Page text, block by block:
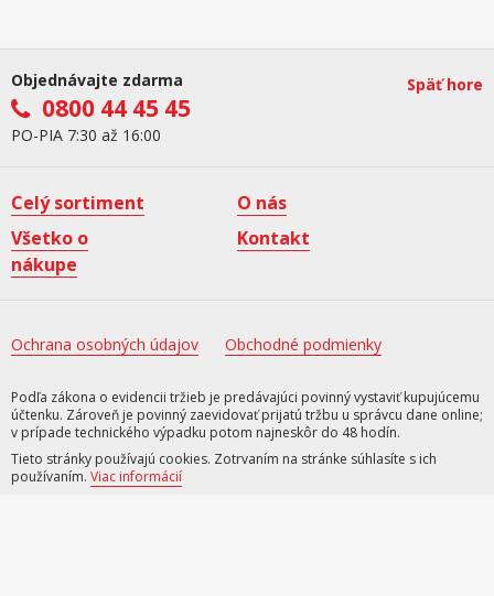
Objednávajte zdarma
0800 44 45 45
PO-PIA 7:30 až 16:00
Späť hore
Celý sortiment
O nás
Všetko o
nákupe
Kontakt
Ochrana osobných údajov Obchodné podmienky
Podľa zákona o evidencii tržieb je predávajúci povinný vystaviť kupujúcemu
účtenku. Zároveň je povinný zaevidovať prijatú tržbu u správcu dane online;
v prípade technického výpadku potom najneskôr do 48 hodín.
Tieto stránky používajú cookies. Zotrvaním na stránke súhlasíte s ich
používaním. Viac informácií